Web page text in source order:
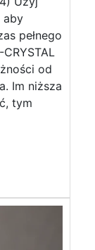
aby
pełnego
od
Im niższa
tym